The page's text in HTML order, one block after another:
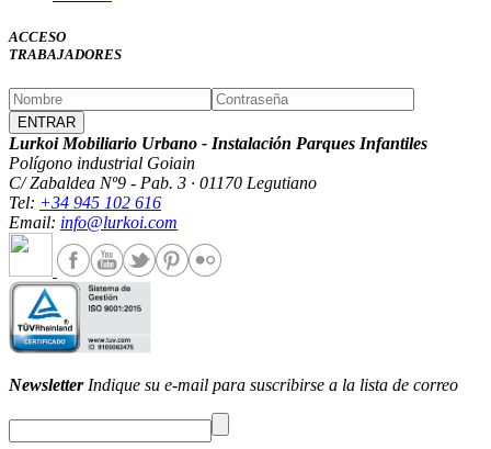
ACCESO
TRABAJADORES
Lurkoi Mobiliario Urbano - Instalación Parques Infantiles
Polígono industrial Goiain
C/ Zabaldea Nº9 - Pab. 3 · 01170 Legutiano
Tel: +34 945 102 616
Email: info@lurkoi.com
NewsletterIndique su e-mail para suscribirse a la lista de correo